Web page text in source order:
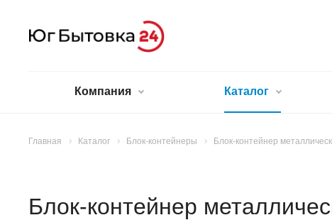
Компания Каталог
Главная Каталог Блок-контейнеры Блок-контейнер
Блок-контейнер